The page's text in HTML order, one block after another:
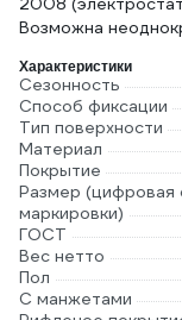
Возможна
Характеристики
Сезонность
Способ фиксации
Тип поверхности
Материал
Покрытие
Размер (цифровая
маркировки)
ГОСТ
Вес нетто
Пол
С манжетами